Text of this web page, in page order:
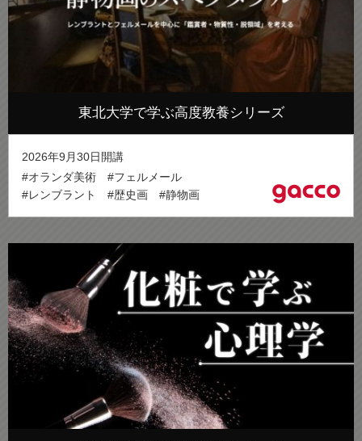
東北大学で学ぶ高度教養シリーズ
2026年9月30日開講
#オランダ美術
#フェルメール
#レンブラント
#歴史画 #静物画